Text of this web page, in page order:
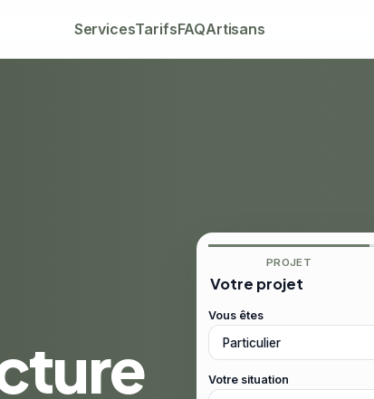
ServicesTarifsFAQArtisans
PROJET
Votre projet
Vous êtes
Votre situation